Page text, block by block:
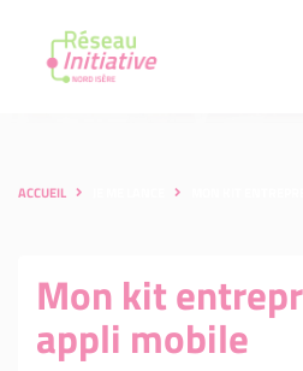
ACCUEIL
Mon kit
appli mobile